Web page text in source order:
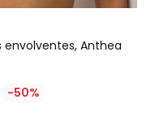
envolventes, Anthea
-50%